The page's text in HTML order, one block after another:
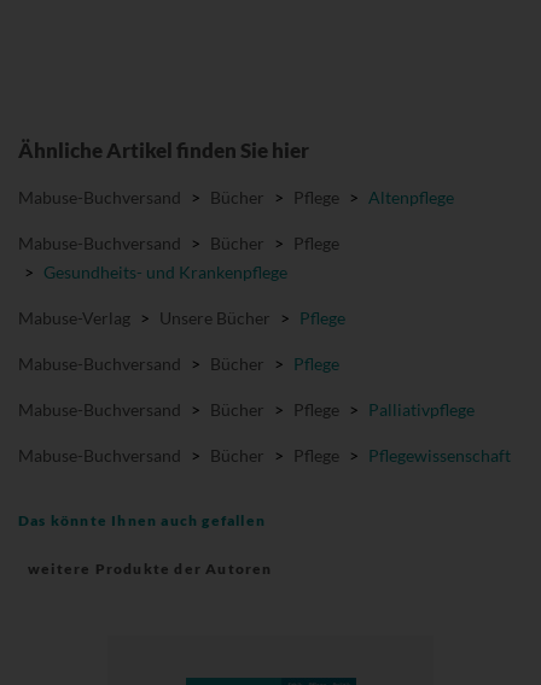
Ähnliche Artikel finden Sie hier
Mabuse-Buchversand > Bücher > Pflege > Altenpflege
Mabuse-Buchversand > Bücher >
Pflege
> Gesundheits- und Krankenpflege
Mabuse-Verlag > Unsere Bücher > Pflege
Mabuse-Buchversand > Bücher > Pflege
Mabuse-Buchversand > Bücher > Pflege > Palliativpflege
Mabuse-Buchversand > Bücher > Pflege > Pflegewissenschaft
Das könnte Ihnen auch gefallen
weitere Produkte der Autoren